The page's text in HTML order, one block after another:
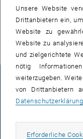
Zurück: Subseiten von
Veranstaltungen
Es gibt keine
Unsere Website
Drittanbietern ein,
Website zu
Website zu
und zielgerichtete
nötig
weiterzugeben.
von Drittanbietern
Datenschutzerklärung
Erforderliche